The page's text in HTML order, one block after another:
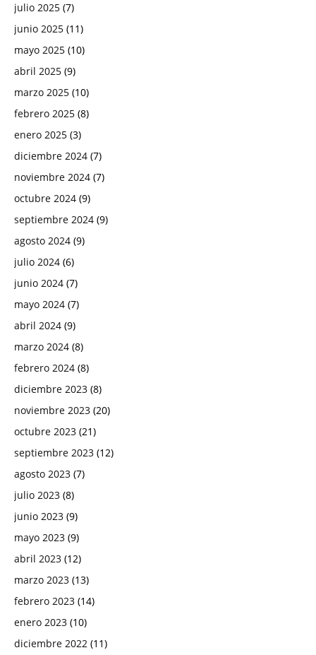
julio 2025 (7)
junio 2025 (11)
mayo 2025 (10)
abril 2025 (9)
marzo 2025 (10)
febrero 2025 (8)
enero 2025 (3)
diciembre 2024 (7)
noviembre 2024 (7)
octubre 2024 (9)
septiembre 2024 (9)
agosto 2024 (9)
julio 2024 (6)
junio 2024 (7)
mayo 2024 (7)
abril 2024 (9)
marzo 2024 (8)
febrero 2024 (8)
diciembre 2023 (8)
noviembre 2023 (20)
octubre 2023 (21)
septiembre 2023 (12)
agosto 2023 (7)
julio 2023 (8)
junio 2023 (9)
mayo 2023 (9)
abril 2023 (12)
marzo 2023 (13)
febrero 2023 (14)
enero 2023 (10)
diciembre 2022 (11)